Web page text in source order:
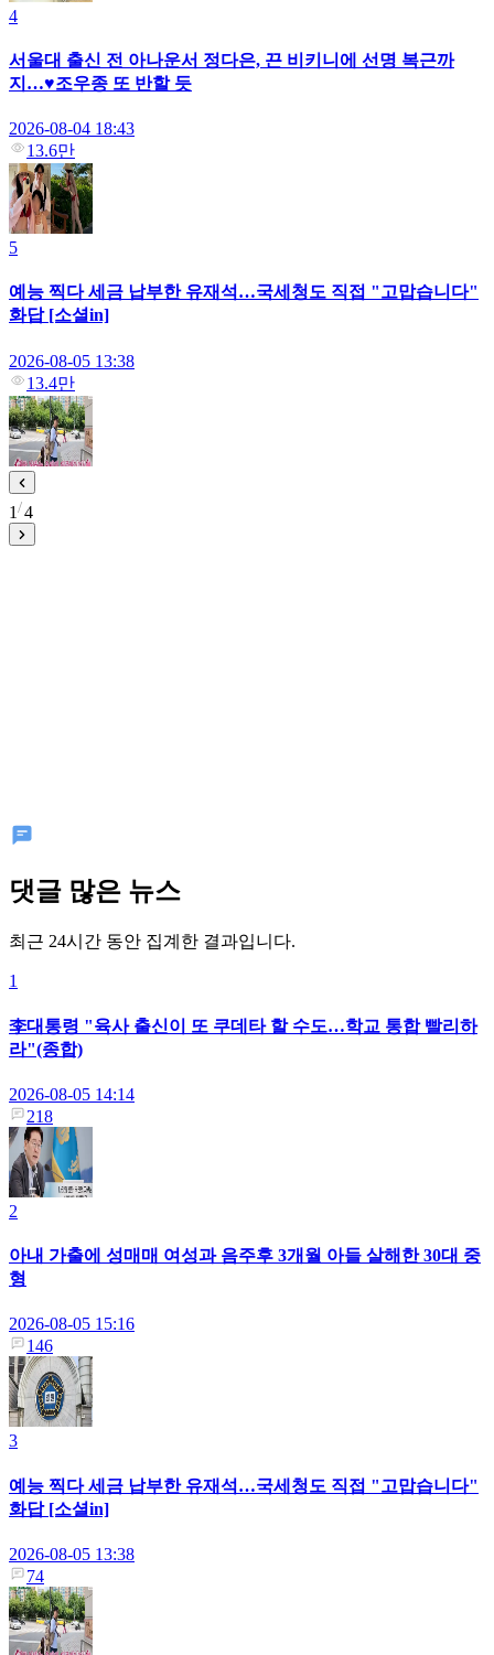
4
서울대 출신 전 아나운서 정다은, 끈 비키니에 선명 복근까
지…♥조우종 또 반할 듯
2026-08-04 18:43
13.6만
5
예능 찍다 세금 납부한 유재석…국세청도 직접 "고맙습니다"
화답 [소셜in]
2026-08-05 13:38
13.4만
1 4
댓글 많은 뉴스
최근 24시간 동안 집계한 결과입니다.
1
李대통령 "육사 출신이 또 쿠데타 할 수도…학교 통합 빨리하
라"(종합)
2026-08-05 14:14
218
2
아내 가출에 성매매 여성과 음주후 3개월 아들 살해한 30대 중
형
2026-08-05 15:16
146
3
예능 찍다 세금 납부한 유재석…국세청도 직접 "고맙습니다"
화답 [소셜in]
2026-08-05 13:38
74